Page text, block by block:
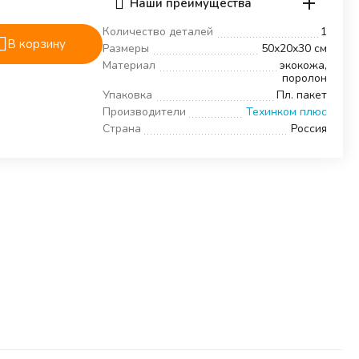
В корзину
Количество деталей
1
Размеры
50х20х30 см
Материал
экокожа,
поролон
Упаковка
Пл. пакет
Производители
Техинком плюс
Страна
Россия